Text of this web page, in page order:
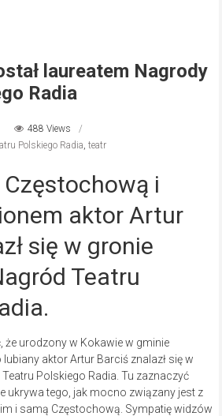
laureatem Nagrody
Radia
488 Views
Polskiego Radia, teatr
i
aktor Artur
się w gronie
Teatru
urodzony w Kokawie w gminie
aktor Artur Barciś znalazł się w
Polskiego Radia. Tu zaznaczyć
ukrywa tego, jak mocno związany jest z
i samą Częstochową. Sympatię widzów